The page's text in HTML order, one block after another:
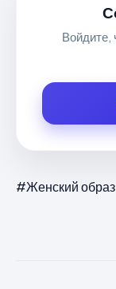
Войдите,
#Женский образ